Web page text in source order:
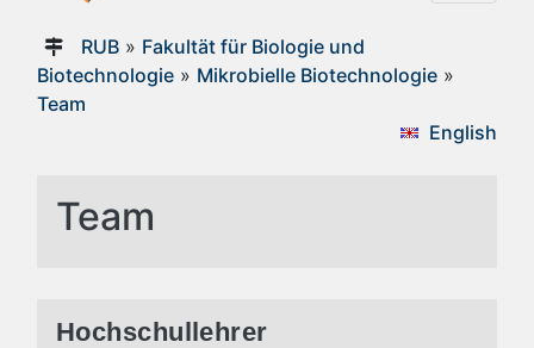
RUB» Fakultät für Biologie und
Biotechnologie » Mikrobielle Biotechnologie »
Team
English
Team
Hochschullehrer